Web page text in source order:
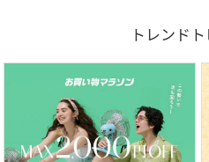
トレンド